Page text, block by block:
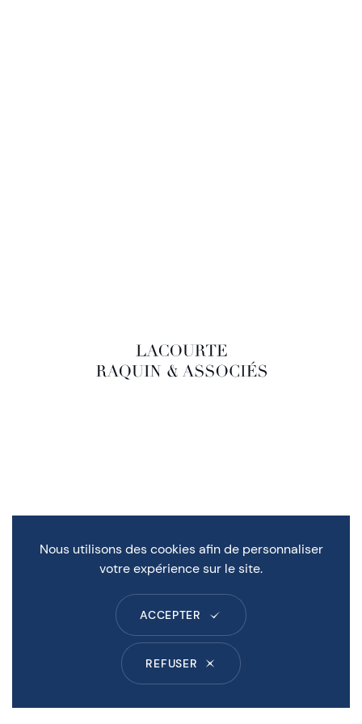
LACOURTE RAQUIN & ASSOCIÉS
Nous utilisons des cookies afin de personnaliser
votre expérience sur le site.
ACCEPTER
REFUSER